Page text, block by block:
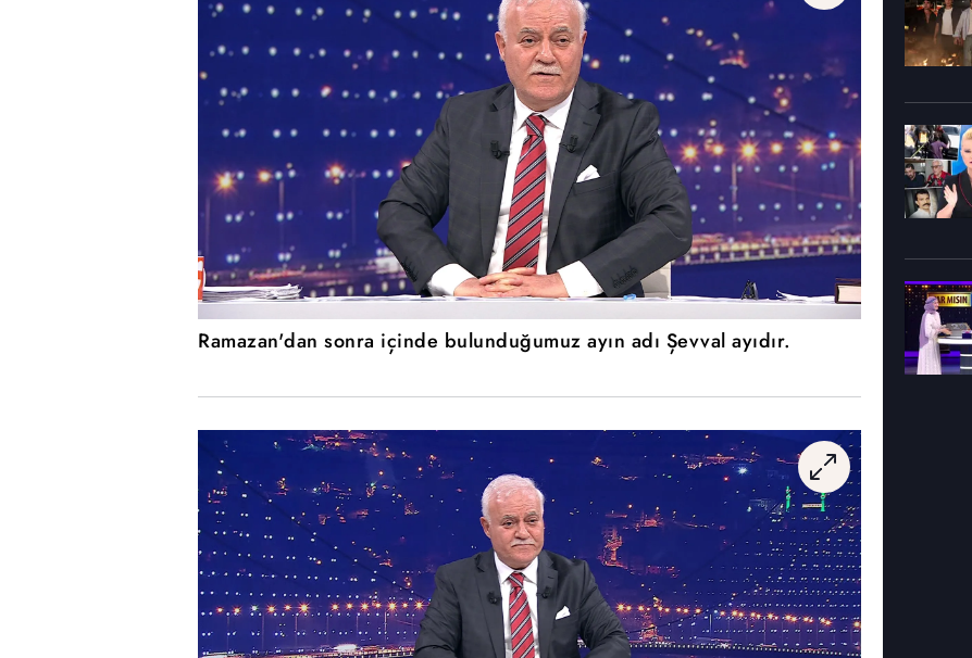
Ramazan'dan sonra içinde bulunduğumuz ayın adı Şevval ayıdır.